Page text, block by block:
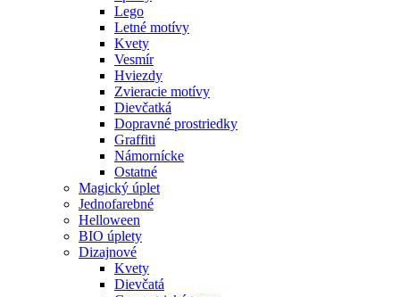
Lego
Letné motívy
Kvety
Vesmír
Hviezdy
Zvieracie motívy
Dievčatká
Dopravné prostriedky
Graffiti
Námornícke
Ostatné
Magický úplet
Jednofarebné
Helloween
BIO úplety
Dizajnové
Kvety
Dievčatá